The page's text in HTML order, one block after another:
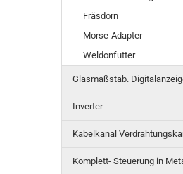
Fräsdorn
Morse-Adapter
Weldonfutter
Glasmaßstab.
Inverter
Kabelkanal
Komplett- Steuerung in